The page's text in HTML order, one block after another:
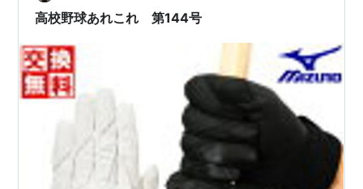
高校野球あれこれ 第144号